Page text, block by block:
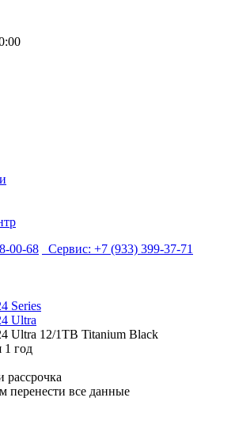
00-68 Сервис: +7 (933) 399-37-71
Series
Ultra
Ultra 12/1TB Titanium Black
1 год
рассрочка
перенести все данные